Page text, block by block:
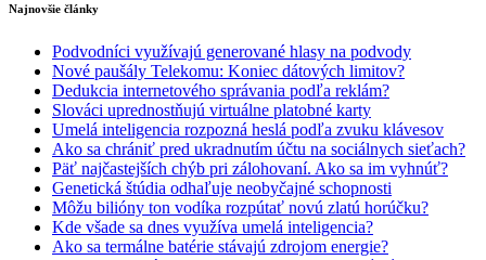
Najnovšie články
Podvodníci využívajú generované hlasy na podvody
Nové paušály Telekomu: Koniec dátových limitov?
Dedukcia internetového správania podľa reklám?
Slováci uprednostňujú virtuálne platobné karty
Umelá inteligencia rozpozná heslá podľa zvuku klávesov
Ako sa chrániť pred ukradnutím účtu na sociálnych sieťach?
Päť najčastejších chýb pri zálohovaní. Ako sa im vyhnúť?
Genetická štúdia odhaľuje neobyčajné schopnosti
Môžu bilióny ton vodíka rozpútať novú zlatú horúčku?
Kde všade sa dnes využíva umelá inteligencia?
Ako sa termálne batérie stávajú zdrojom energie?